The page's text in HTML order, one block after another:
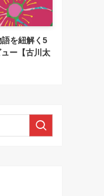
を紐解く5
ー【古川太